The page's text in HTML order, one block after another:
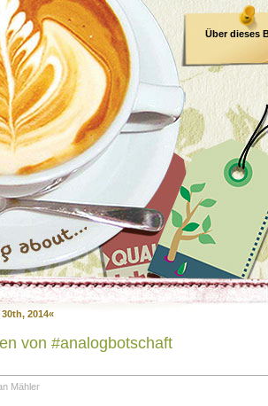
Über dieses
2014«
von #analogbotschaft
Mähler